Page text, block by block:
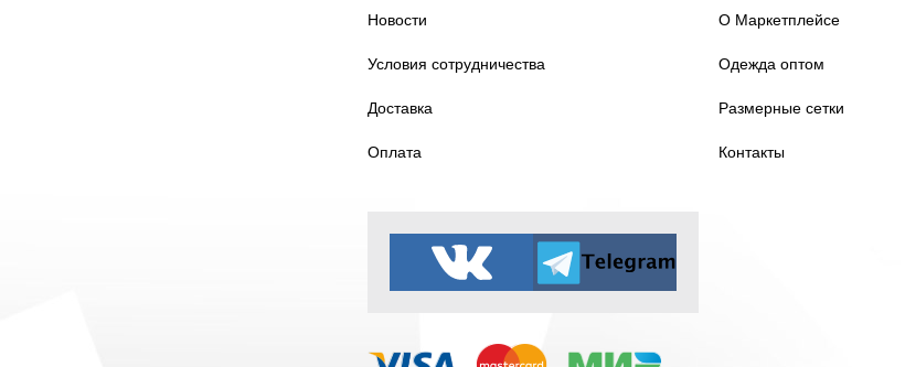
Новости
Условия сотрудничества
Доставка
Оплата
О Маркетплейсе
Одежда оптом
Размерные сетки
Контакты